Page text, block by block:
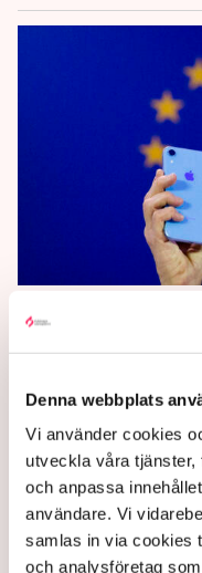
Denna webbplats
Vi använder cookies
utveckla våra
och anpassa
användare. Vi
samlas in via cookies
och analysföretag
Apple vill
EU:s lista
Varken Apple eller
lista när det vankas
I dag väntas besked
2 years ago | Av: TT